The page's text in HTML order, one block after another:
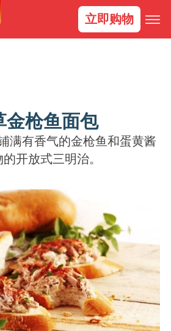
立即购物
金枪鱼面包
满有香气的金枪鱼和蛋黄酱
开放式三明治。